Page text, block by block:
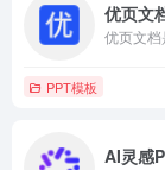
优页文
PPT模板
AI灵感